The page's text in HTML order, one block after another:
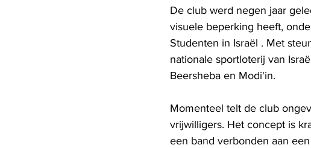
De club werd negen jaar
visuele beperking heeft,
Studenten in Israël . Met
nationale sportloterij van
Beersheba en Modi'in.
Momenteel telt de club
vrijwilligers. Het concept is
een band verbonden aan